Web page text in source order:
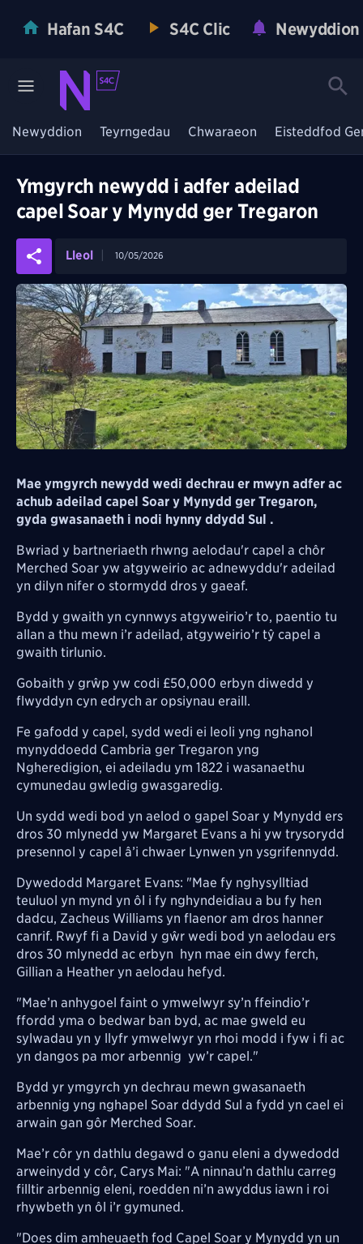
Hafan S4C S4C Clic Newyddion
Newyddion Teyrngedau Chwaraeon Eisteddfod
Ymgyrch newydd i adfer adeilad
capel Soar y Mynydd ger Tregaron
Lleol 10/05/2026
Mae ymgyrch newydd wedi dechrau er mwyn adfer ac
achub adeilad capel Soar y Mynydd ger Tregaron,
gyda gwasanaeth i nodi hynny ddydd Sul .
Bwriad y bartneriaeth rhwng aelodau'r capel a chôr
Merched Soar yw atgyweirio ac adnewyddu'r adeilad
yn dilyn nifer o stormydd dros y gaeaf.
Bydd y gwaith yn cynnwys atgyweirio’r to, paentio tu
allan a thu mewn i’r adeilad, atgyweirio’r tŷ capel a
gwaith tirlunio.
Gobaith y grŵp yw codi £50,000 erbyn diwedd y
flwyddyn cyn edrych ar opsiynau eraill.
Fe gafodd y capel, sydd wedi ei leoli yng nghanol
mynyddoedd Cambria ger Tregaron yng
Ngheredigion, ei adeiladu ym 1822 i wasanaethu
cymunedau gwledig gwasgaredig.
Un sydd wedi bod yn aelod o gapel Soar y Mynydd ers
dros 30 mlynedd yw Margaret Evans a hi yw trysorydd
presennol y capel â’i chwaer Lynwen yn ysgrifennydd.
Dywedodd Margaret Evans: "Mae fy nghysylltiad
teuluol yn mynd yn ôl i fy nghyndeidiau a bu fy hen
dadcu, Zacheus Williams yn flaenor am dros hanner
canrif. Rwyf fi a David y gŵr wedi bod yn aelodau ers
dros 30 mlynedd ac erbyn hyn mae ein dwy ferch,
Gillian a Heather yn aelodau hefyd.
"Mae’n anhygoel faint o ymwelwyr sy’n ffeindio’r
ffordd yma o bedwar ban byd, ac mae gweld eu
sylwadau yn y llyfr ymwelwyr yn rhoi modd i fyw i fi ac
yn dangos pa mor arbennig yw’r capel."
Bydd yr ymgyrch yn dechrau mewn gwasanaeth
arbennig yng nghapel Soar ddydd Sul a fydd yn cael ei
arwain gan gôr Merched Soar.
Mae’r côr yn dathlu degawd o ganu eleni a dywedodd
arweinydd y côr, Carys Mai: "A ninnau’n dathlu carreg
filltir arbennig eleni, roedden ni’n awyddus iawn i roi
rhywbeth yn ôl i’r gymuned.
"Does dim amheuaeth fod Capel Soar y Mynydd yn un